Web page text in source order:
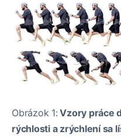
Obrázok 1: Vzory práce
rýchlosti a zrýchlení sa